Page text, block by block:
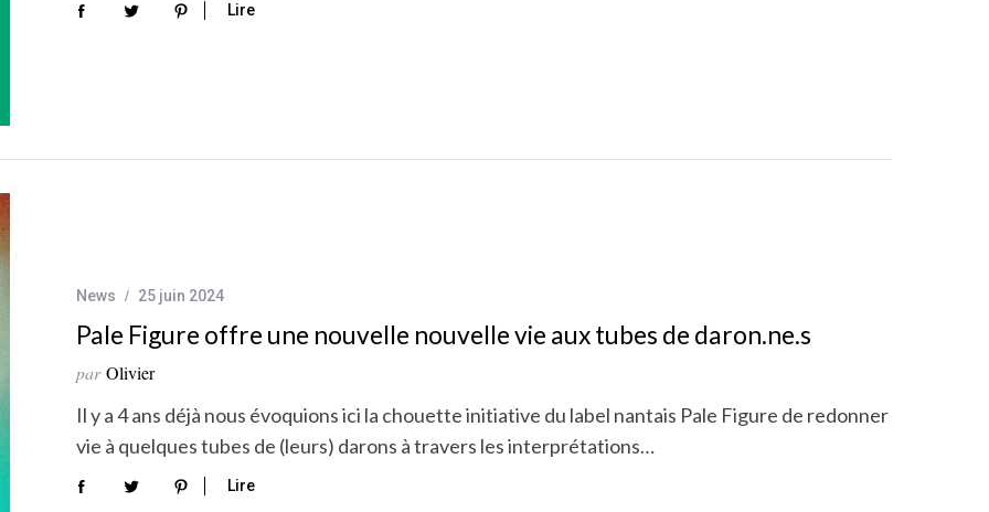
Lire
News 25 juin 2024
Pale Figure offre une nouvelle nouvelle vie aux tubes de daron.ne.s
par Olivier
Il y a 4 ans déjà nous évoquions ici la chouette initiative du label nantais Pale Figure de redonner
vie à quelques tubes de (leurs) darons à travers les interprétations…
Lire